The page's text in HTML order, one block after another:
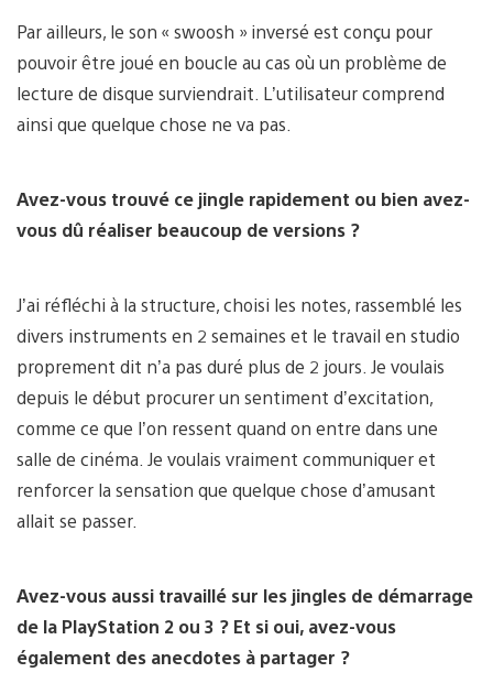
Par ailleurs, le son « swoosh » inversé est conçu pour
pouvoir être joué en boucle au cas où un problème de
lecture de disque surviendrait. L’utilisateur comprend
ainsi que quelque chose ne va pas.
Avez-vous trouvé ce jingle rapidement ou bien avez-
vous dû réaliser beaucoup de versions ?
J’ai réfléchi à la structure, choisi les notes, rassemblé les
divers instruments en 2 semaines et le travail en studio
proprement dit n’a pas duré plus de 2 jours. Je voulais
depuis le début procurer un sentiment d’excitation,
comme ce que l’on ressent quand on entre dans une
salle de cinéma. Je voulais vraiment communiquer et
renforcer la sensation que quelque chose d’amusant
allait se passer.
Avez-vous aussi travaillé sur les jingles de démarrage
de la PlayStation 2 ou 3 ? Et si oui, avez-vous
également des anecdotes à partager ?